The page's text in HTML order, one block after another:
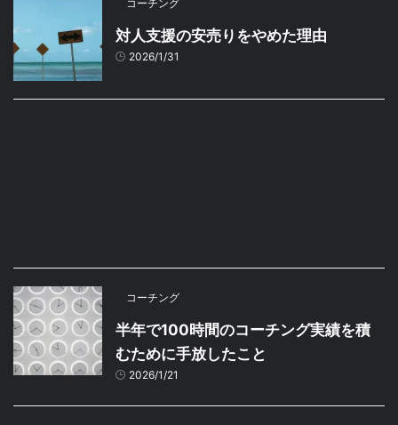
コーチング
対人支援の安売りをやめた理由
2026/1/31
コーチング
半年で100時間のコーチング実績を積
むために手放したこと
2026/1/21